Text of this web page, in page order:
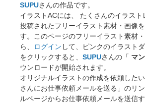
SUPUさんの作品です。
イラストACには、 たくさんのイラスト
投稿されたフリーイラスト素材・画像
す。このページのフリーイラスト素材
ら、
ログイン して、ピンクのイラスト
をクリックすると、 SUPUさんの「 マ
ウンロードが開始されます。
オリジナルイラストの作成を依頼した
さんにお仕事依頼メールを送る」のリ
ルページからお仕事依頼メールを送信